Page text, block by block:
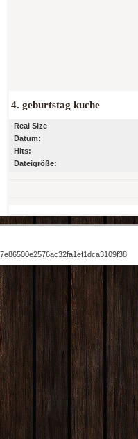
4. geburtstag kuche
Real Size
Datum:
Hits:
Dateigröße:
7e86500e2576ac32fa1ef1dca3109f38